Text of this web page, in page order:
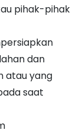
pihak-pihak
dan
atau yang
saat